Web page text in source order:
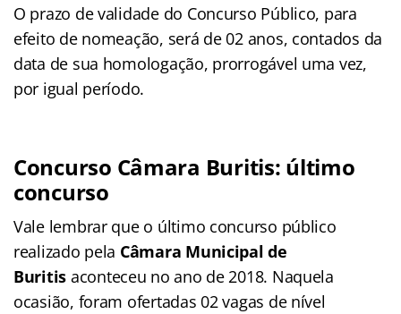
O prazo de validade do Concurso Público, para
efeito de nomeação, será de 02 anos, contados da
data de sua homologação, prorrogável uma vez,
por igual período.
Concurso Câmara Buritis: último
concurso
Vale lembrar que o último concurso público
realizado pela Câmara Municipal de
Buritis aconteceu no ano de 2018. Naquela
ocasião, foram ofertadas 02 vagas de nível